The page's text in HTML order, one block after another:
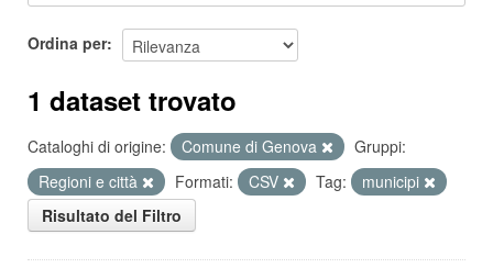
Ordina per
1 dataset trovato
Cataloghi di origine: Comune di Genova
Gruppi:
Regioni e città
Formati: CSV Tag:
municipi
Risultato del Filtro